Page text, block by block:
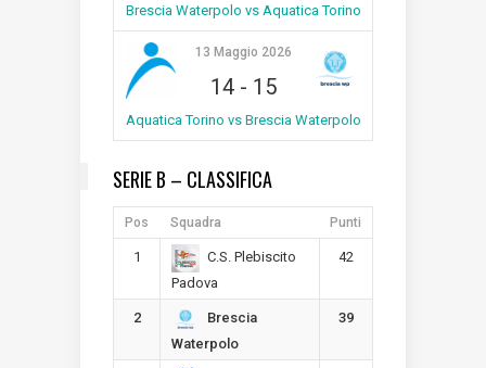
Brescia Waterpolo vs Aquatica Torino
13 Maggio 2026
14- 15
Aquatica Torino vs Brescia Waterpolo
SERIE B – CLASSIFICA
Pos Squadra Punti
1
C.S. Plebiscito
Padova
42
2
Brescia
Waterpolo
39